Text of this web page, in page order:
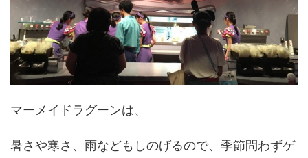
マーメイドラグーンは、
暑さや寒さ、雨などもしのげるので、季節問わずゲ